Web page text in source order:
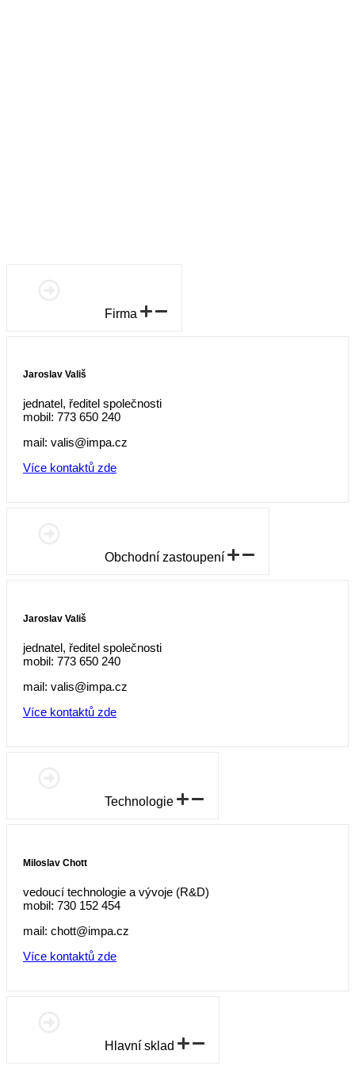
Firma
Jaroslav Vališ
jednatel, ředitel společnosti
mobil: 773 650 240
mail: valis@impa.cz
Více kontaktů zde
Obchodní zastoupení
Jaroslav Vališ
jednatel, ředitel společnosti
mobil: 773 650 240
mail: valis@impa.cz
Více kontaktů zde
Technologie
Miloslav Chott
vedoucí technologie a vývoje (R&D)
mobil: 730 152 454
mail: chott@impa.cz
Více kontaktů zde
Hlavní sklad